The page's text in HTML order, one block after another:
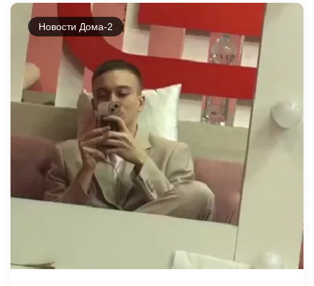
Новости Дома-2